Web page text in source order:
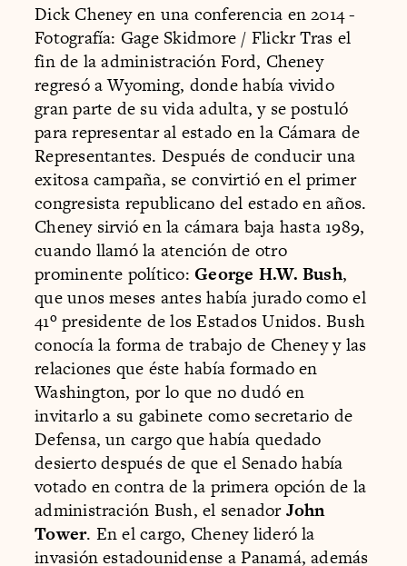
Dick Cheney en una conferencia en 2014 -
Fotografía: Gage Skidmore / Flickr Tras el
fin de la administración Ford, Cheney
regresó a Wyoming, donde había vivido
gran parte de su vida adulta, y se postuló
para representar al estado en la Cámara de
Representantes. Después de conducir una
exitosa campaña, se convirtió en el primer
congresista republicano del estado en años.
Cheney sirvió en la cámara baja hasta 1989,
cuando llamó la atención de otro
prominente político:George H.W. Bush,
que unos meses antes había jurado como el
41º presidente de los Estados Unidos. Bush
conocía la forma de trabajo de Cheney y las
relaciones que éste había formado en
Washington, por lo que no dudó en
invitarlo a su gabinete como secretario de
Defensa, un cargo que había quedado
desierto después de que el Senado había
votado en contra de la primera opción de la
administración Bush, el senadorJohn
Tower. En el cargo, Cheney lideró la
invasión estadounidense a Panamá, además